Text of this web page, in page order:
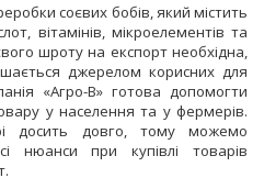
соєвих бобів, який містить
вітамінів, мікроелементів та
шроту на експорт необхідна,
джерелом корисних для
«Агро-В» готова допомогти
у населення та у фермерів.
досить довго, тому можемо
нюанси при купівлі товарів